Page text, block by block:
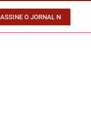
ASSINE O JORNAL N